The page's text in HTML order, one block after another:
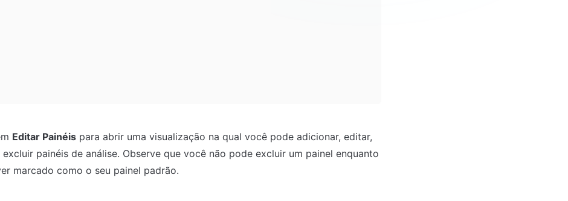
Editar Painéis para abrir uma visualização na qual você pode adicionar, editar,
painéis de análise. Observe que você não pode excluir um painel enquanto
marcado como o seu painel padrão.